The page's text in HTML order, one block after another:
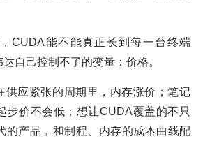
CUDA能不能真正长到每一台终端
达自己控制不了的变量：价格。
供应紧张的周期里，内存涨价；笔记
步价不会低；想让CUDA覆盖的不只
的产品，和制程、内存的成本曲线配